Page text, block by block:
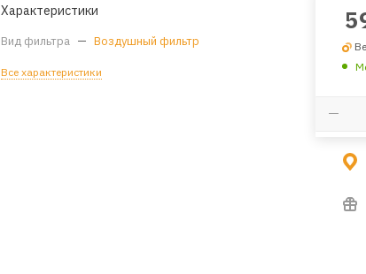
Характеристики
Вид фильтра — Воздушный фильтр
Все характеристики